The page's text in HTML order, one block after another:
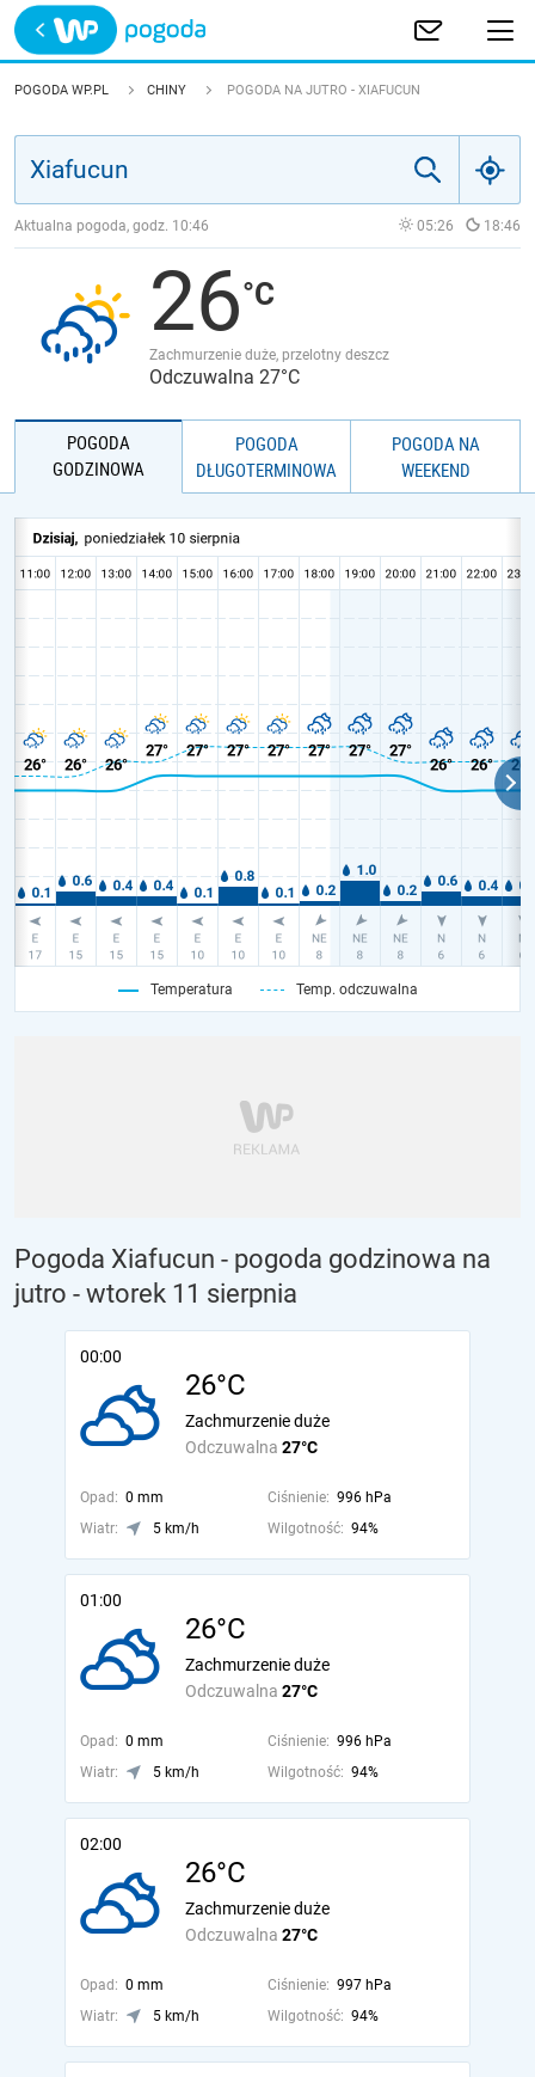
Trwa ładowanie
POLSKA
JAKOŚĆ POWIETRZA
POGODA WP.PL CHINY POGODA NA JUTRO - XIAFUCUN
Aktualna pogoda, godz. 10:46 05:26 18:46
26
Zachmurzenie duże, przelotny deszcz
Odczuwalna 27°C
POGODA
GODZINOWA
POGODA
DŁUGOTERMINOWA
POGODA NA
WEEKEND
Temperatura Temp. odczuwalna
Pogoda Xiafucun - pogoda godzinowa na
jutro - wtorek 11 sierpnia
00:00
26°C
Odczuwalna 27°C
Zachmurzenie duże
Opad: 0 mm Ciśnienie: 996 hPa
Wiatr:
5 km/h Wilgotność: 94%
01:00
26°C
Odczuwalna 27°C
Zachmurzenie duże
Opad: 0 mm Ciśnienie: 996 hPa
Wiatr:
5 km/h Wilgotność: 94%
02:00
26°C
Odczuwalna 27°C
Zachmurzenie duże
Opad: 0 mm Ciśnienie: 997 hPa
Wiatr:
5 km/h Wilgotność: 94%